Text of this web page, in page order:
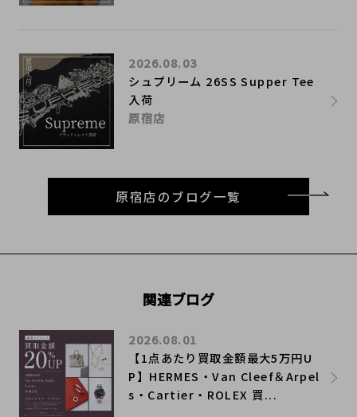
シュプリーム 26SS Supper Tee
入荷
2026.08.03
原宿店
原宿店のブログ一覧
関連ブログ
【1点あたり買取金額最大5万円U
P】HERMES・Van Cleef＆Arpel
s・Cartier・ROLEX 買...
2026.08.01